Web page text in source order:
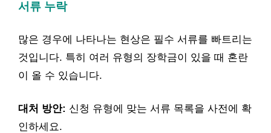
서류 누락
많은 경우에 나타나는 현상은 필수 서류를 빠트리는
것입니다. 특히 여러 유형의 장학금이 있을 때 혼란
이 올 수 있습니다.
대처 방안: 신청 유형에 맞는 서류 목록을 사전에 확
인하세요.